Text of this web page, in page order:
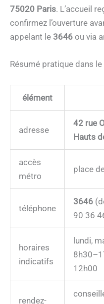
75020 Paris. L’accueil
confirmez l’ouverture
appelant le 3646 ou via
Résumé pratique dans le
élément
adresse
42 rue
Hauts
accès
métro
place
téléphone
3646
90 36
horaires
indicatifs
lundi,
12h00
rendez-